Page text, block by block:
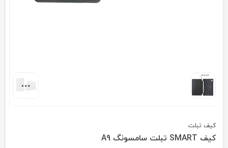
کیف تبلت
کیف SMART تبلت سامسونگ A9